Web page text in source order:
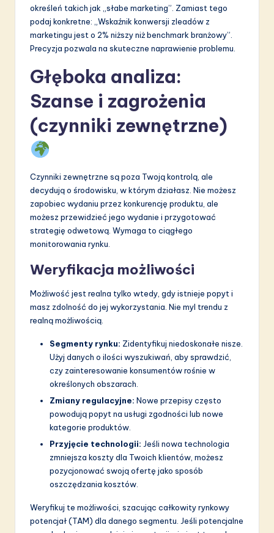
określeń takich jak „słabe marketing”. Zamiast tego
podaj konkretne: „Wskaźnik konwersji zleadów z
marketingu jest o 2% niższy niż benchmark branżowy”.
Precyzja pozwala na skuteczne naprawienie problemu.
Głęboka analiza:
Szanse i zagrożenia
(czynniki zewnętrzne)
Czynniki zewnętrzne są poza Twoją kontrolą, ale
decydują o środowisku, w którym działasz. Nie możesz
zapobiec wydaniu przez konkurencję produktu, ale
możesz przewidzieć jego wydanie i przygotować
strategię odwetową. Wymaga to ciągłego
monitorowania rynku.
Weryfikacja możliwości
Możliwość jest realna tylko wtedy, gdy istnieje popyt i
masz zdolność do jej wykorzystania. Nie myl trendu z
realną możliwością.
Segmenty rynku: Zidentyfikuj niedoskonałe nisze.
Użyj danych o ilości wyszukiwań, aby sprawdzić,
czy zainteresowanie konsumentów rośnie w
określonych obszarach.
Zmiany regulacyjne: Nowe przepisy często
powodują popyt na usługi zgodności lub nowe
kategorie produktów.
Przyjęcie technologii: Jeśli nowa technologia
zmniejsza koszty dla Twoich klientów, możesz
pozycjonować swoją ofertę jako sposób
oszczędzania kosztów.
Weryfikuj te możliwości, szacując całkowity rynkowy
potencjał (TAM) dla danego segmentu. Jeśli potencjalne